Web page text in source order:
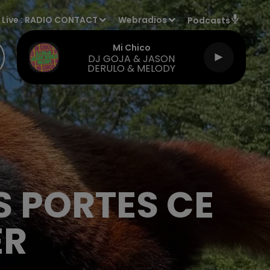
Live :RADIO CONTACT Webradios Podcasts
Mi Chico
DJ GOJA & JASON
DERULO & MELODY
PORTES CE